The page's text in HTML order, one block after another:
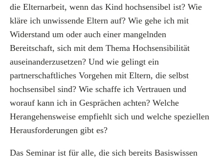
die Elternarbeit, wenn das Kind hochsensibel ist? Wie
kläre ich unwissende Eltern auf? Wie gehe ich mit
Widerstand um oder auch einer mangelnden
Bereitschaft, sich mit dem Thema Hochsensibilität
auseinanderzusetzen? Und wie gelingt ein
partnerschaftliches Vorgehen mit Eltern, die selbst
hochsensibel sind? Wie schaffe ich Vertrauen und
worauf kann ich in Gesprächen achten? Welche
Herangehensweise empfiehlt sich und welche speziellen
Herausforderungen gibt es?
Das Seminar ist für alle, die sich bereits Basiswissen